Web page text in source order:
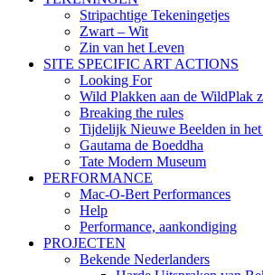
Stripachtige Tekeningetjes
Zwart – Wit
Zin van het Leven
SITE SPECIFIC ART ACTIONS
Looking For
Wild Plakken aan de WildPlak
Breaking the rules
Tijdelijk Nieuwe Beelden in
Gautama de Boeddha
Tate Modern Museum
PERFORMANCE
Mac-O-Bert Performances
Help
Performance, aankondiging
PROJECTEN
Bekende Nederlanders